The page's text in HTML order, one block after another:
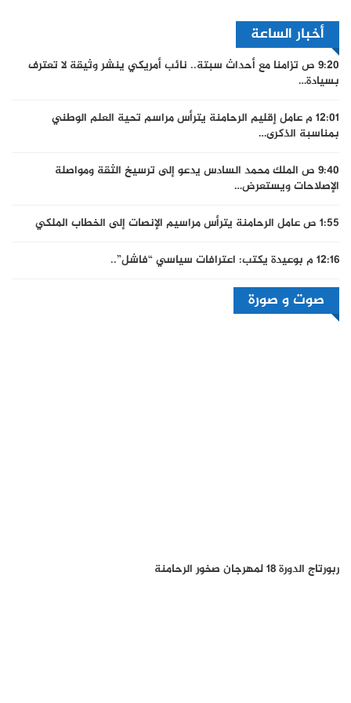
أخبار الساعة
9:20 ص
تزامنا مع أحداث سبتة.. نائب أمريكي ينشر وثيقة لا تعترف
بسيادة…
12:01 م
عامل إقليم الرحامنة يترأس مراسم تحية العلم الوطني
بمناسبة الذكرى…
9:40 ص
الملك محمد السادس يدعو إلى ترسيخ الثقة ومواصلة
الإصلاحات ويستعرض…
1:55 ص
عامل الرحامنة يترأس مراسيم الإنصات إلى الخطاب الملكي
12:16 م
بوعيدة يكتب: اعترافات سياسي “فاشل”..
صوت و صورة
ربورتاج الدورة 18 لمهرجان صخور الرحامنة